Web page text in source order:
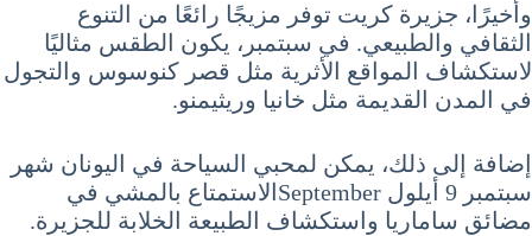
وأخيرًا، جزيرة كريت توفر مزيجًا رائعًا من التنوع
الثقافي والطبيعي. في سبتمبر، يكون الطقس مثاليًا
لاستكشاف المواقع الأثرية مثل قصر كنوسوس والتجول
في المدن القديمة مثل خانيا وريثيمنو.
إضافة إلى ذلك، يمكن لمحبي السياحة في اليونان شهر
سبتمبر 9 أيلول Septemberالاستمتاع بالمشي في
مضائق ساماريا واستكشاف الطبيعة الخلابة للجزيرة.